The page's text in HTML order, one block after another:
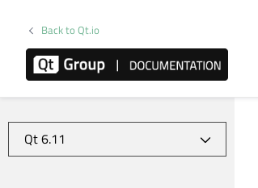
Back to Qt.io